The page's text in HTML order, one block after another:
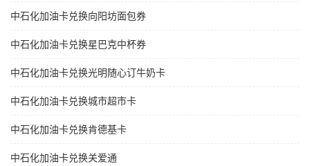
中石化加油卡兑换向阳坊面包券
中石化加油卡兑换星巴克中杯券
中石化加油卡兑换光明随心订牛奶卡
中石化加油卡兑换城市超市卡
中石化加油卡兑换肯德基卡
中石化加油卡兑换关爱通